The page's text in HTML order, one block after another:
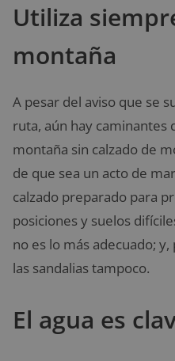
Utiliza
montaña
A pesar del aviso que se
ruta, aún hay caminantes
montaña sin calzado de
de que sea un acto de
calzado preparado para
posiciones y suelos
no es lo más adecuado;
las sandalias tampoco.
El agua es